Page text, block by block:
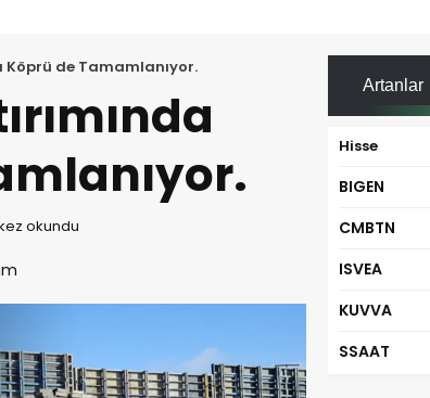
Köprü de Tamamlanıyor.
okundu
Artanlar
Hisse
BIGEN
CMBTN
ISVEA
KUVVA
SSAAT